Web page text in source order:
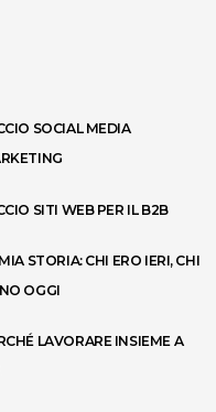
SOCIAL MEDIA
SITI WEB PER IL B2B
STORIA: CHI ERO IERI, CHI
OGGI
LAVORARE INSIEME A